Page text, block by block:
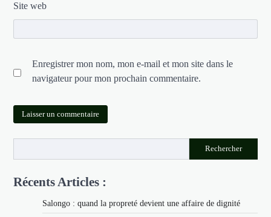
Site web
Enregistrer mon nom, mon e-mail et mon site dans le
navigateur pour mon prochain commentaire.
Rechercher
Récents Articles :
Salongo : quand la propreté devient une affaire de dignité